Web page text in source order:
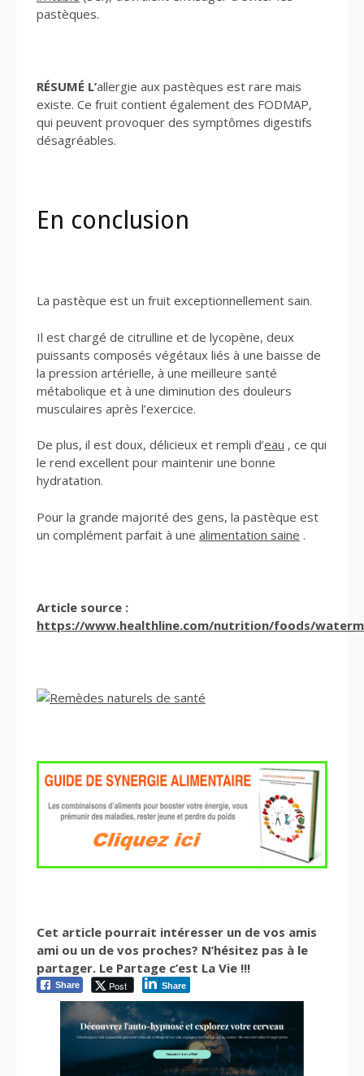
pastèques.
RÉSUMÉ L’allergie aux pastèques est rare mais
existe. Ce fruit contient également des FODMAP,
qui peuvent provoquer des symptômes digestifs
désagréables.
En conclusion
La pastèque est un fruit exceptionnellement sain.
Il est chargé de citrulline et de lycopène, deux
puissants composés végétaux liés à une baisse de
la pression artérielle, à une meilleure santé
métabolique et à une diminution des douleurs
musculaires après l’exercice.
De plus, il est doux, délicieux et rempli d’eau , ce qui
le rend excellent pour maintenir une bonne
hydratation.
Pour la grande majorité des gens, la pastèque est
un complément parfait à une alimentation saine .
Article source :
https://www.healthline.com/nutrition/foods/
Cet article pourrait intéresser un de vos amis
ami ou un de vos proches? N’hésitez pas à le
partager. Le Partage c’est La Vie !!!
Share Post Share